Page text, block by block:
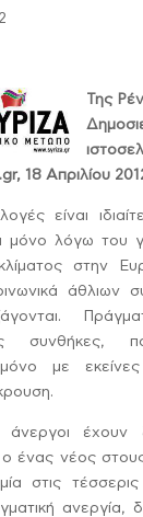
Της
18 Απριλίου
είναι
μόνο λόγω του
κλίματος στην
άθλιων
συνθήκες,
με
άνεργοι έχουν
ο ένας νέος
στις τέσσερις
ανεργία,